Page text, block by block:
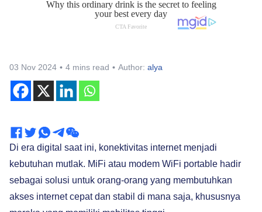
03 Nov 2024 4 mins read Author: alya
Di era digital saat ini, konektivitas internet menjadi
kebutuhan mutlak. MiFi atau modem WiFi portable hadir
sebagai solusi untuk orang-orang yang membutuhkan
akses internet cepat dan stabil di mana saja, khususnya